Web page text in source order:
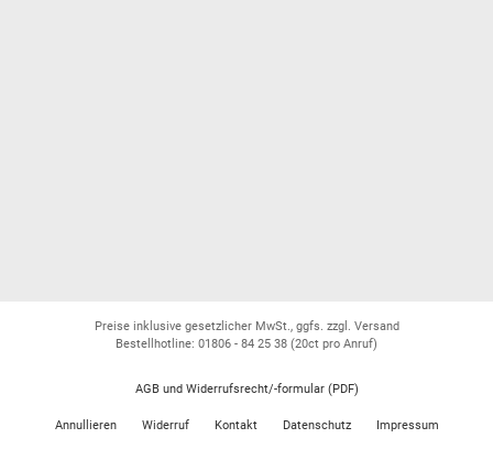
Preise inklusive gesetzlicher MwSt., ggfs. zzgl. Versand
Bestellhotline: 01806 - 84 25 38 (20ct pro Anruf)
AGB und Widerrufsrecht/-formular (PDF)
Annullieren Widerruf Kontakt Datenschutz Impressum